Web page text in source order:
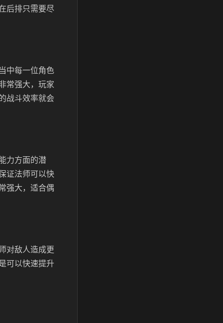
后排只需要尽
中每一位角色
常强大，玩家
战斗效率就会
力方面的潜
证法师可以快
强大，适合偶
对敌人造成更
可以快速提升